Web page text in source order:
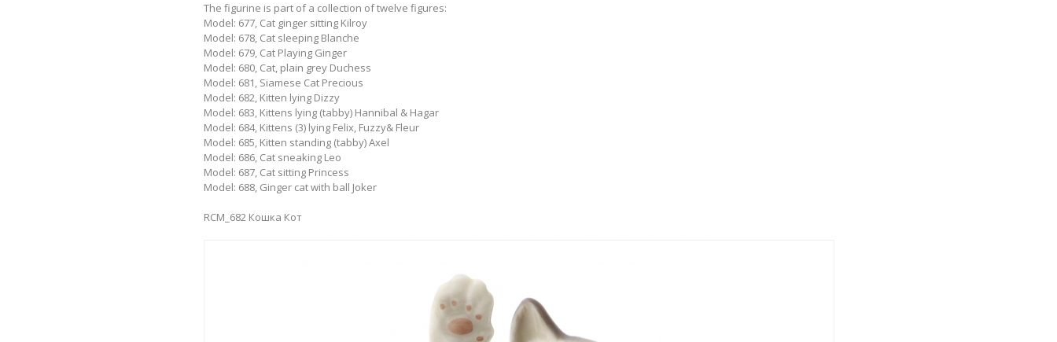
The figurine is part of a collection of twelve figures:
Model: 677, Cat ginger sitting Kilroy
Model: 678, Cat sleeping Blanche
Model: 679, Cat Playing Ginger
Model: 680, Cat, plain grey Duchess
Model: 681, Siamese Cat Precious
Model: 682, Kitten lying Dizzy
Model: 683, Kittens lying (tabby) Hannibal & Hagar
Model: 684, Kittens (3) lying Felix, Fuzzy& Fleur
Model: 685, Kitten standing (tabby) Axel
Model: 686, Cat sneaking Leo
Model: 687, Cat sitting Princess
Model: 688, Ginger cat with ball Joker
RCM_682 Кошка Кот